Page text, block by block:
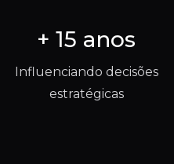
+ 15 anos
Influenciando decisões
estratégicas